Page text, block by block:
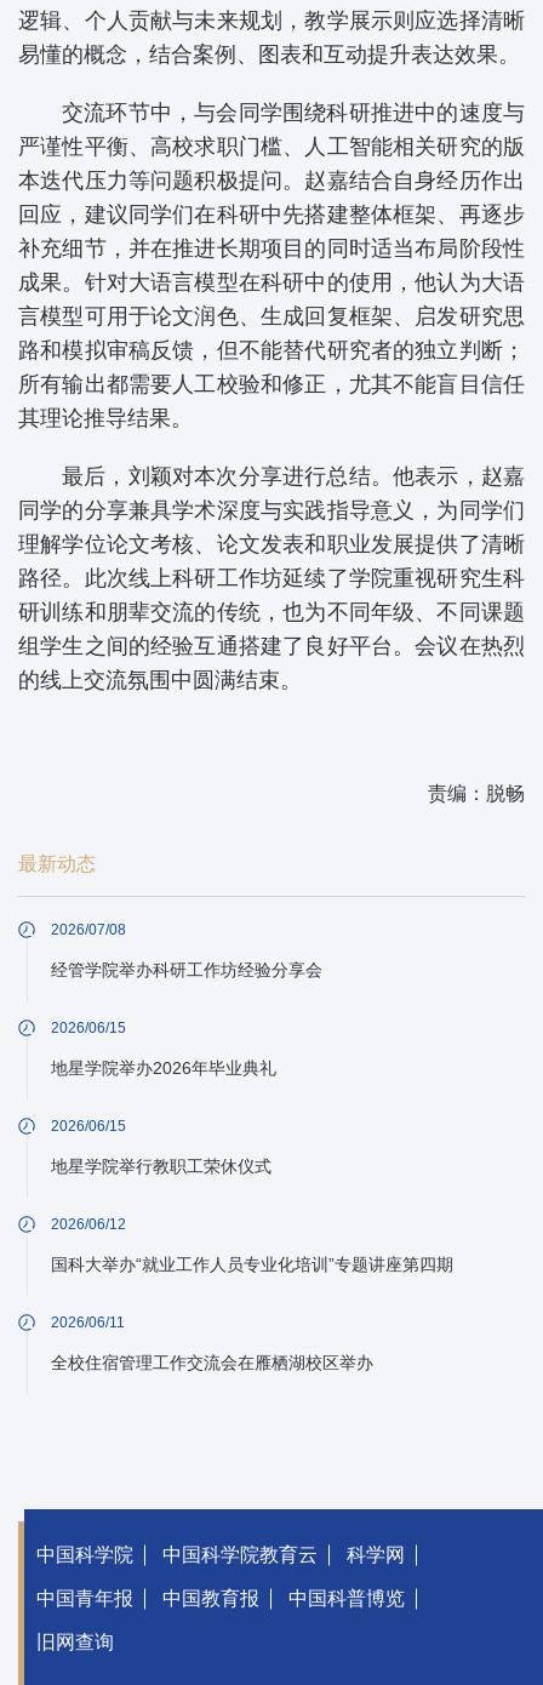
逻辑、个人贡献与未来规划，教学展示则应选择清晰
易懂的概念，结合案例、图表和互动提升表达效果。
交流环节中，与会同学围绕科研推进中的速度与
严谨性平衡、高校求职门槛、人工智能相关研究的版
本迭代压力等问题积极提问。赵嘉结合自身经历作出
回应，建议同学们在科研中先搭建整体框架、再逐步
补充细节，并在推进长期项目的同时适当布局阶段性
成果。针对大语言模型在科研中的使用，他认为大语
言模型可用于论文润色、生成回复框架、启发研究思
路和模拟审稿反馈，但不能替代研究者的独立判断；
所有输出都需要人工校验和修正，尤其不能盲目信任
其理论推导结果。
最后，刘颖对本次分享进行总结。他表示，赵嘉
同学的分享兼具学术深度与实践指导意义，为同学们
理解学位论文考核、论文发表和职业发展提供了清晰
路径。此次线上科研工作坊延续了学院重视研究生科
研训练和朋辈交流的传统，也为不同年级、不同课题
组学生之间的经验互通搭建了良好平台。会议在热烈
的线上交流氛围中圆满结束。
责编：脱畅
最新动态
2026/07/08
经管学院举办科研工作坊经验分享会
2026/06/15
地星学院举办2026年毕业典礼
2026/06/15
地星学院举行教职工荣休仪式
2026/06/12
国科大举办“就业工作人员专业化培训”专题讲座第四期
2026/06/11
全校住宿管理工作交流会在雁栖湖校区举办
中国科学院 中国科学院教育云 科学网
中国青年报 中国教育报 中国科普博览
旧网查询